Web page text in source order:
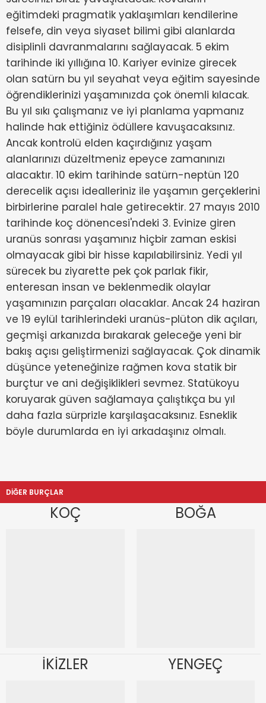
eğitimdeki pragmatik yaklaşımları kendilerine
felsefe, din veya siyaset bilimi gibi alanlarda
disiplinli davranmalarını sağlayacak. 5 ekim
tarihinde iki yıllığına 10. Kariyer evinize girecek
olan satürn bu yıl seyahat veya eğitim sayesinde
öğrendiklerinizi yaşamınızda çok önemli kılacak.
Bu yıl sıkı çalışmanız ve iyi planlama yapmanız
halinde hak ettiğiniz ödüllere kavuşacaksınız.
Ancak kontrolü elden kaçırdığınız yaşam
alanlarınızı düzeltmeniz epeyce zamanınızı
alacaktır. 10 ekim tarihinde satürn-neptün 120
derecelik açısı idealleriniz ile yaşamın gerçeklerini
birbirlerine paralel hale getirecektir. 27 mayıs 2010
tarihinde koç dönencesi'ndeki 3. Evinize giren
uranüs sonrası yaşamınız hiçbir zaman eskisi
olmayacak gibi bir hisse kapılabilirsiniz. Yedi yıl
sürecek bu ziyarette pek çok parlak fikir,
enteresan insan ve beklenmedik olaylar
yaşamınızın parçaları olacaklar. Ancak 24 haziran
ve 19 eylül tarihlerindeki uranüs-plüton dik açıları,
geçmişi arkanızda bırakarak geleceğe yeni bir
bakış açısı geliştirmenizi sağlayacak. Çok dinamik
düşünce yeteneğinize rağmen kova statik bir
burçtur ve ani değişiklikleri sevmez. Statükoyu
koruyarak güven sağlamaya çalıştıkça bu yıl
daha fazla sürprizle karşılaşacaksınız. Esneklik
böyle durumlarda en iyi arkadaşınız olmalı.
DİĞER BURÇLAR
KOÇ BOĞA
İKİZLER YENGEÇ